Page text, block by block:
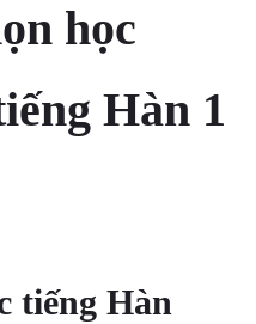
học
Hàn 1
tiếng Hàn